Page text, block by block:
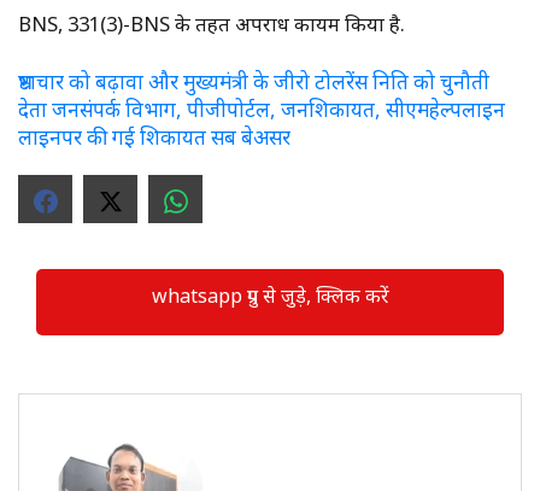
BNS, 331(3)-BNS के तहत अपराध कायम किया है.
भ्रष्टाचार को बढ़ावा और मुख्यमंत्री के जीरो टोलरेंस निति को चुनौती
देता जनसंपर्क विभाग, पीजीपोर्टल, जनशिकायत, सीएमहेल्पलाइन
लाइनपर की गई शिकायत सब बेअसर
whatsapp ग्रुप से जुड़े, क्लिक करें